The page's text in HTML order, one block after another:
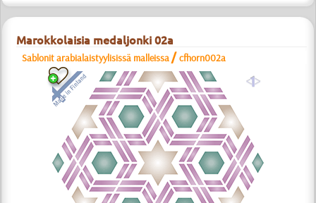
Marokkolaisia medaljonki 02a
Sablonit arabialaistyylisissä malleissa /cfhorn002a
a